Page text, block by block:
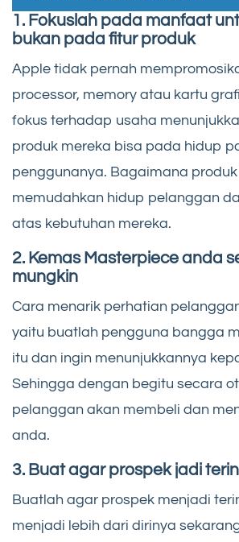
1. Fokuslah pada manfaat
bukan pada fitur produk
Apple tidak pernah
processor, memory atau kartu
fokus terhadap usaha
produk mereka bisa pada hidup
penggunanya. Bagaimana
memudahkan hidup pelanggan
atas kebutuhan mereka.
2. Kemas Masterpiece anda
mungkin
Cara menarik perhatian
yaitu buatlah pengguna bangga
itu dan ingin menunjukkannya
Sehingga dengan begitu secara
pelanggan akan membeli dan
anda.
3. Buat agar prospek jadi
Buatlah agar prospek menjadi
menjadi lebih dari dirinya